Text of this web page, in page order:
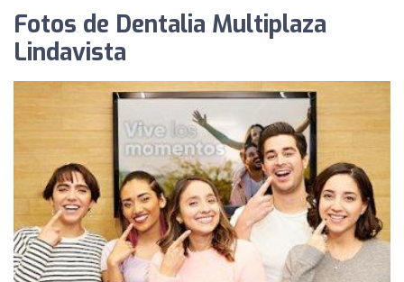
Fotos de Dentalia Multiplaza
Lindavista